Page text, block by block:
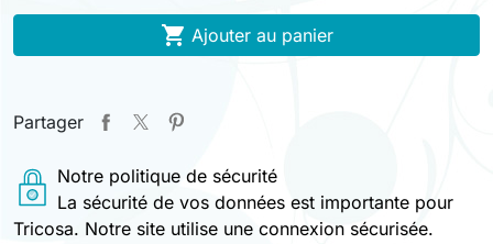
 Ajouter au panier
Partager
Notre politique de sécurité
La sécurité de vos données est importante pour
Tricosa. Notre site utilise une connexion sécurisée.